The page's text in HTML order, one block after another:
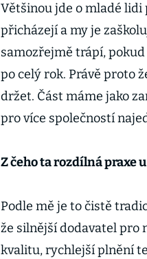
Většinou jde o mladé lidi
přicházejí a my je
samozřejmě trápí,
po celý rok. Právě proto
držet. Část máme jako
pro více společností
Z čeho ta rozdílná praxe
Podle mě je to čistě
že silnější dodavatel pro
kvalitu, rychlejší plnění